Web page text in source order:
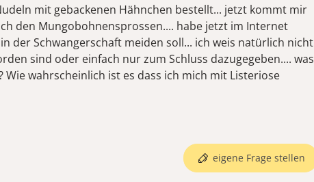
mit gebackenen Hähnchen bestellt... jetzt kommt mir
den Mungobohnensprossen.... habe jetzt im Internet
der Schwangerschaft meiden soll... ich weis natürlich nicht
sind oder einfach nur zum Schluss dazugegeben.... was
Wie wahrscheinlich ist es dass ich mich mit Listeriose
eigene Frage stellen